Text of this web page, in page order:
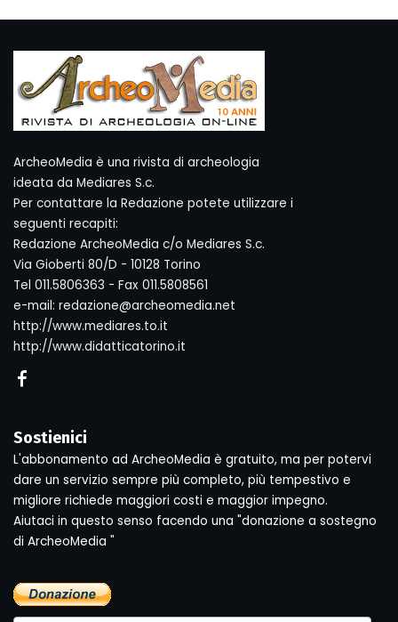
ArcheoMedia è una rivista di archeologia
ideata da Mediares S.c.
Per contattare la Redazione potete utilizzare i
seguenti recapiti:
Redazione ArcheoMedia c/o Mediares S.c.
Via Gioberti 80/D - 10128 Torino
Tel 011.5806363 - Fax 011.5808561
e-mail: redazione@archeomedia.net
http://www.mediares.to.it
http://www.didatticatorino.it
Sostienici
L'abbonamento ad ArcheoMedia è gratuito, ma per potervi
dare un servizio sempre più completo, più tempestivo e
migliore richiede maggiori costi e maggior impegno.
Aiutaci in questo senso facendo una "donazione a sostegno
di ArcheoMedia "